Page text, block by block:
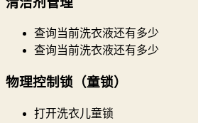
查询当前洗衣液还有多少
查询当前洗衣液还有多少
物理控制锁（童锁）
打开洗衣儿童锁